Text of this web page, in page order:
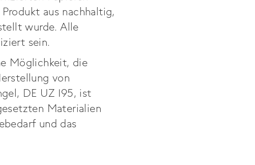
aus nachhaltig,
wurde. Alle
sein.
Möglichkeit, die
von
DE UZ 195, ist
Materialien
und das